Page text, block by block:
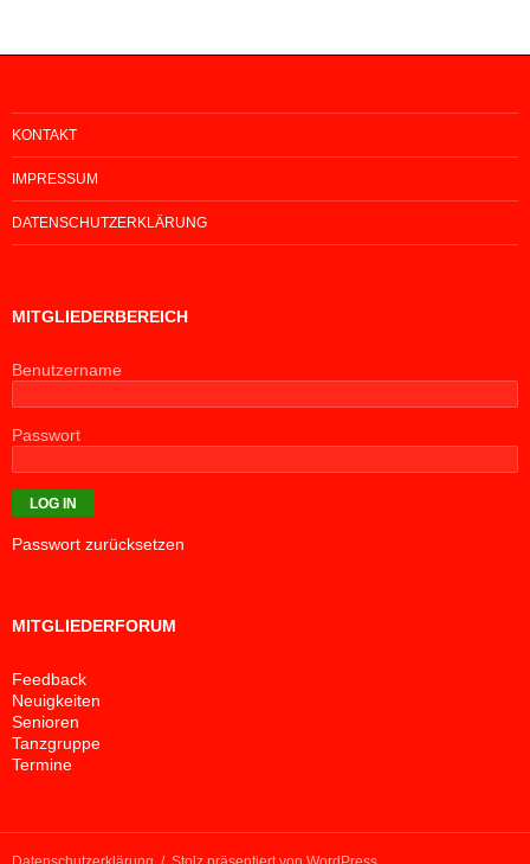
KONTAKT
IMPRESSUM
DATENSCHUTZERKLÄRUNG
MITGLIEDERBEREICH
Benutzername
Passwort
Passwort zurücksetzen
MITGLIEDERFORUM
Feedback
Neuigkeiten
Senioren
Tanzgruppe
Termine